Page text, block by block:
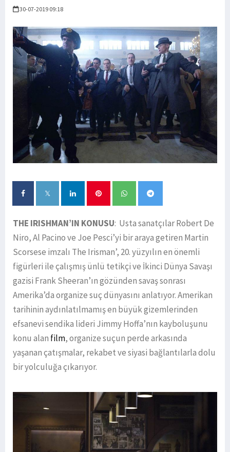
30-07-2019 09:18
THE IRISHMAN’IN KONUSU: Usta sanatçılar Robert De
Niro, Al Pacino ve Joe Pesci’yi bir araya getiren Martin
Scorsese imzalı The Irisman’, 20. yüzyılın en önemli
figürleri ile çalışmış ünlü tetikçi ve İkinci Dünya Savaşı
gazisi Frank Sheeran’ın gözünden savaş sonrası
Amerika’da organize suç dünyasını anlatıyor. Amerikan
tarihinin aydınlatılmamış en büyük gizemlerinden
efsanevi sendika lideri Jimmy Hoffa’nın kayboluşunu
konu alan film, organize suçun perde arkasında
yaşanan çatışmalar, rekabet ve siyasi bağlantılarla dolu
bir yolculuğa çıkarıyor.